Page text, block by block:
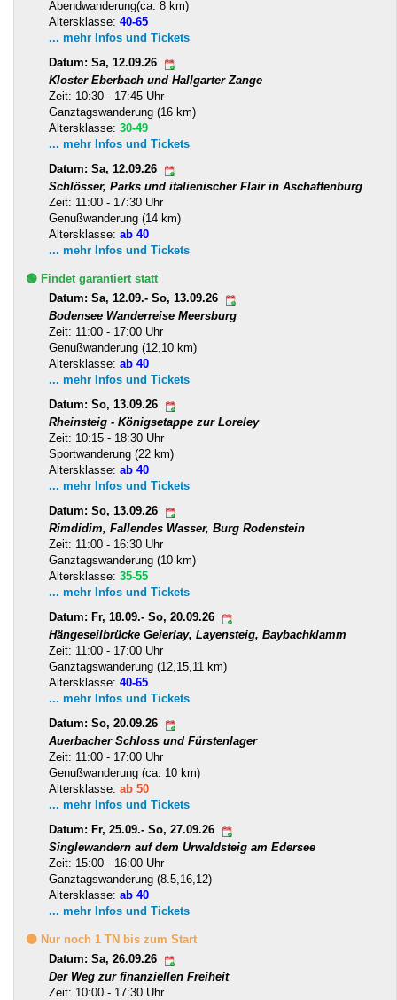
Abendwanderung(ca. 8 km)
Altersklasse: 40-65
... mehr Infos und Tickets
Datum: Sa, 12.09.26
Kloster Eberbach und Hallgarter Zange
Zeit: 10:30 - 17:45 Uhr
Ganztagswanderung (16 km)
Altersklasse: 30-49
... mehr Infos und Tickets
Datum: Sa, 12.09.26
Schlösser, Parks und italienischer Flair in Aschaffenburg
Zeit: 11:00 - 17:30 Uhr
Genußwanderung (14 km)
Altersklasse: ab 40
... mehr Infos und Tickets
🟢 Findet garantiert statt
Datum: Sa, 12.09.- So, 13.09.26
Bodensee Wanderreise Meersburg
Zeit: 11:00 - 17:00 Uhr
Genußwanderung (12,10 km)
Altersklasse: ab 40
... mehr Infos und Tickets
Datum: So, 13.09.26
Rheinsteig - Königsetappe zur Loreley
Zeit: 10:15 - 18:30 Uhr
Sportwanderung (22 km)
Altersklasse: ab 40
... mehr Infos und Tickets
Datum: So, 13.09.26
Rimdidim, Fallendes Wasser, Burg Rodenstein
Zeit: 11:00 - 16:30 Uhr
Ganztagswanderung (10 km)
Altersklasse: 35-55
... mehr Infos und Tickets
Datum: Fr, 18.09.- So, 20.09.26
Hängeseilbrücke Geierlay, Layensteig, Baybachklamm
Zeit: 11:00 - 17:00 Uhr
Ganztagswanderung (12,15,11 km)
Altersklasse: 40-65
... mehr Infos und Tickets
Datum: So, 20.09.26
Auerbacher Schloss und Fürstenlager
Zeit: 11:00 - 17:00 Uhr
Genußwanderung (ca. 10 km)
Altersklasse: ab 50
... mehr Infos und Tickets
Datum: Fr, 25.09.- So, 27.09.26
Singlewandern auf dem Urwaldsteig am Edersee
Zeit: 15:00 - 16:00 Uhr
Ganztagswanderung (8.5,16,12)
Altersklasse: ab 40
... mehr Infos und Tickets
🟡 Nur noch 1 TN bis zum Start
Datum: Sa, 26.09.26
Der Weg zur finanziellen Freiheit
Zeit: 10:00 - 17:30 Uhr